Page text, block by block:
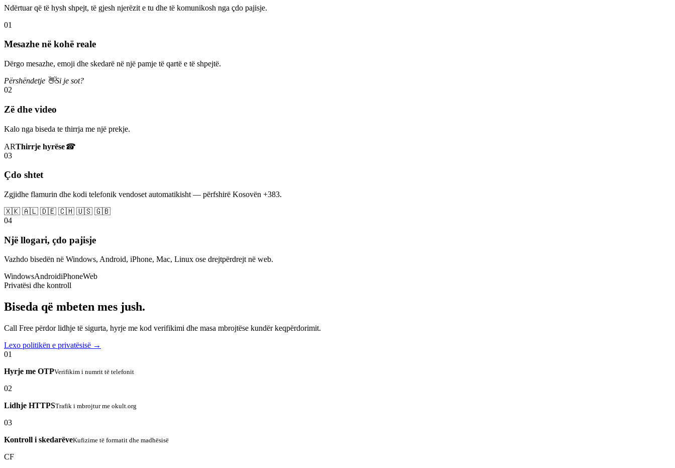
Ndërtuar që të hysh shpejt, të gjesh njerëzit e tu dhe të komunikosh nga çdo pajisje.
01
Mesazhe në kohë reale
Dërgo mesazhe, emoji dhe skedarë në një pamje të qartë e të shpejtë.
Përshëndetje 👋Si je sot?
02
Zë dhe video
Kalo nga biseda te thirrja me një prekje.
ARThirrje hyrëse☎
03
Çdo shtet
Zgjidhe flamurin dhe kodi telefonik vendoset automatikisht — përfshirë Kosovën +383.
🇽🇰 🇦🇱 🇩🇪 🇨🇭 🇺🇸 🇬🇧
04
Një llogari, çdo pajisje
Vazhdo bisedën në Windows, Android, iPhone, Mac, Linux ose drejtpërdrejt në web.
WindowsAndroidiPhoneWeb
Privatësi dhe kontroll
Biseda që mbeten mes jush.
Call Free përdor lidhje të sigurta, hyrje me kod verifikimi dhe masa mbrojtëse kundër keqpërdorimit.
Lexo politikën e privatësisë →
01
Hyrje me OTPVerifikim i numrit të telefonit
02
Lidhje HTTPSTrafik i mbrojtur me okult.org
03
Kontroll i skedarëveKufizime të formatit dhe madhësisë
CF